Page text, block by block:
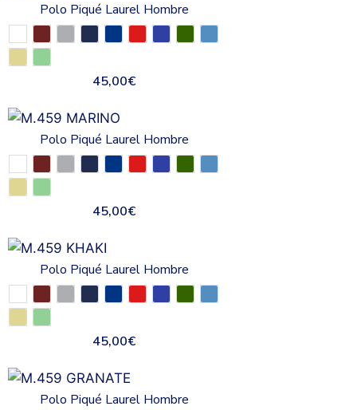
Polo Piqué Laurel Hombre
45,00€
Polo Piqué Laurel Hombre
45,00€
Polo Piqué Laurel Hombre
45,00€
Polo Piqué Laurel Hombre